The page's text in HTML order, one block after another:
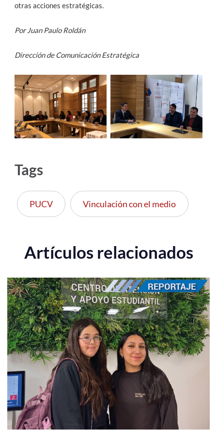
otras acciones estratégicas.
Por Juan Paulo Roldán
Dirección de Comunicación Estratégica
Tags
PUCV Vinculación con el medio
Artículos relacionados